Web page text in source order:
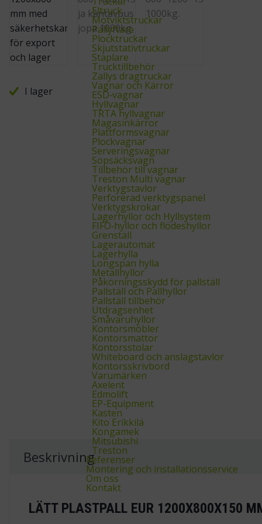
Eltruck
Motviktstruckar
Pallyftare
Plocktruckar
Skjutstativtruckar
Staplare
Trucktillbehör
Zallys dragtruckar
Vagnar och Kärror
ESD‑vagnar
Hyllvagnar
TRTA hyllvagnar
Magasinkärror
Plattformsvagnar
Plockvagnar
Serveringsvagnar
Sopsäcksvagn
Tillbehör till vagnar
Treston Multi vagnar
Verktygstavlor
Perforerad verktygspanel
Verktygskrokar
Lagerhyllor och Hyllsystem
FIFO‑hyllor och flödeshyllor
Grenställ
Lagerautomat
Lagerhylla
Longspan hylla
Metallhyllor
Påkörningsskydd för pallställ
Pallställ och Pallhyllor
Pallställ tillbehör
Utdragsenhet
Småvaruhyllor
Kontorsmöbler
Kontorsmattor
Kontorsstolar
Whiteboard och anslagstavlor
Kontorsskrivbord
Varumärken
Axelent
Edmolift
EP-Equipment
Kasten
Kito Erikkilä
Kongamek
Mitsubishi
Treston
Referenser
Montering och installationsservice
Om oss
Kontakt
I lager
Beskrivning
LÄTT PLASTPALL EUR 1200X800X150